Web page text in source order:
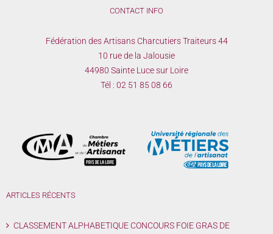
CONTACT INFO
Fédération des Artisans Charcutiers Traiteurs 44
10 rue de la Jalousie
44980 Sainte Luce sur Loire
Tél : 02 51 85 08 66
ARTICLES RÉCENTS
CLASSEMENT ALPHABETIQUE CONCOURS FOIE GRAS DE